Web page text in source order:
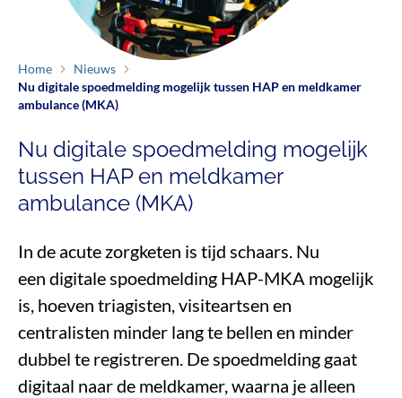
Home
Nieuws
Nu digitale spoedmelding mogelijk tussen HAP en meldkamer
ambulance (MKA)
Nu digitale spoedmelding mogelijk
tussen HAP en meldkamer
ambulance (MKA)
In de acute zorgketen is tijd schaars. Nu
een digitalespoedmelding HAP-MKA mogelijk
is, hoeven triagisten,visiteartsen en
centralisten minder lang te bellen en minder
dubbel te registreren. De spoedmelding gaat
digitaal naar de meldkamer, waarna je alleen